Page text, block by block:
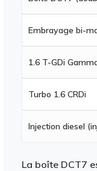
Embrayage bi-
1.6 T-GDi
Turbo 1.6 CRDi
Injection diesel
La boîte DCT7